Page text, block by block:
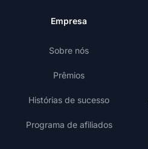
Empresa
Sobre nós
Prêmios
Histórias de sucesso
Programa de afiliados